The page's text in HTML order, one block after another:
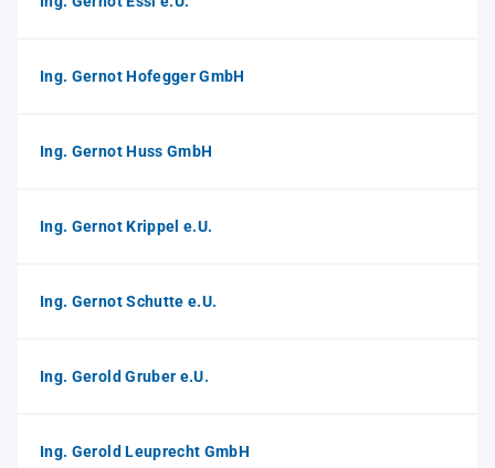
Ing. Gernot Hofegger GmbH
Ing. Gernot Huss GmbH
Ing. Gernot Krippel e.U.
Ing. Gernot Schutte e.U.
Ing. Gerold Gruber e.U.
Ing. Gerold Leuprecht GmbH